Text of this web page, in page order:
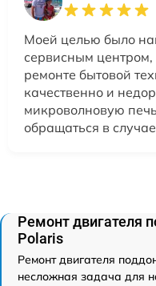
Моей целью было
сервисным
ремонте бытовой
качественно и
микроволновую
обращаться в
Ремонт двигателя
Polaris
Ремонт двигателя
несложная задача для